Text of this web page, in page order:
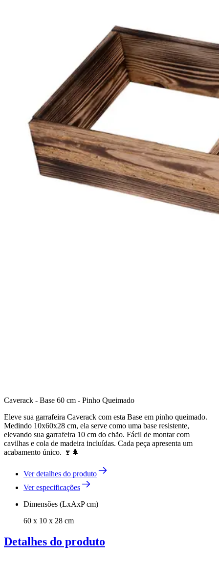
Caverack - Base 60 cm - Pinho Queimado
Eleve sua garrafeira Caverack com esta Base em pinho queimado.
Medindo 10x60x28 cm, ela serve como uma base resistente,
elevando sua garrafeira 10 cm do chão. Fácil de montar com
cavilhas e cola de madeira incluídas. Cada peça apresenta um
acabamento único. 🍷🌲
Ver detalhes do produto
Ver especificações
Dimensões (LxAxP cm)
60 x 10 x 28 cm
Detalhes do produto